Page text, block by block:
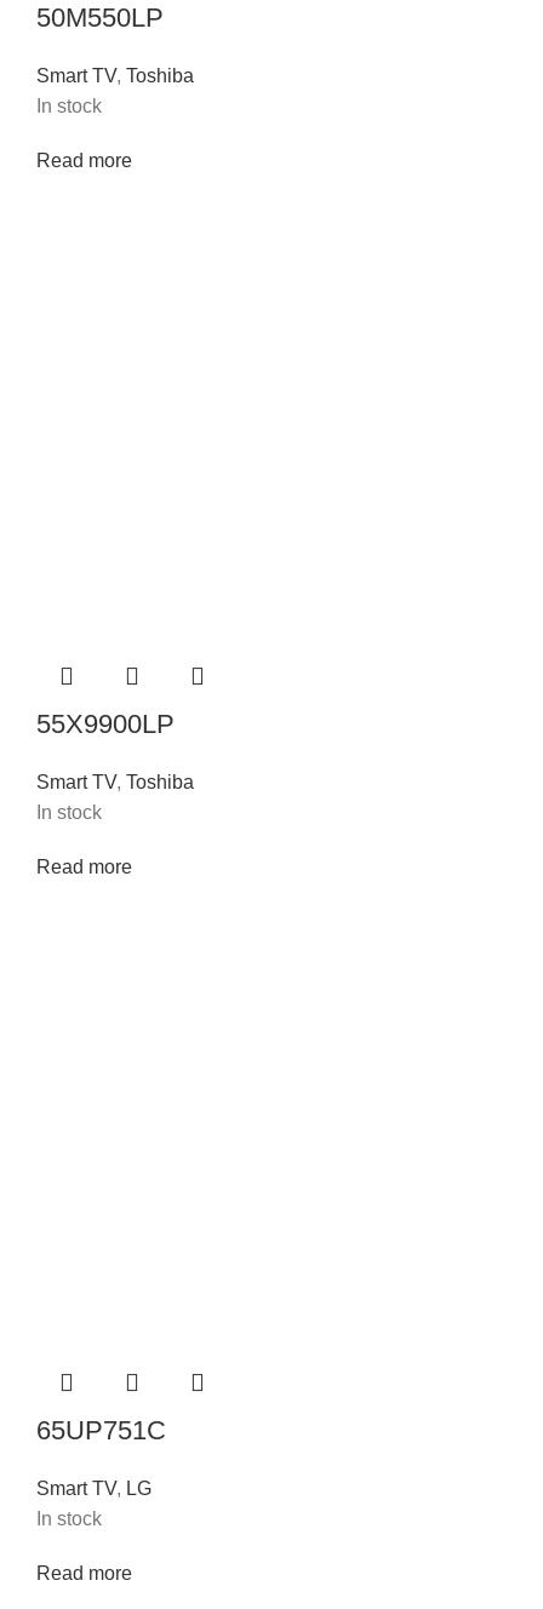
50M550LP
Smart TV, Toshiba
In stock
Read more
55X9900LP
Smart TV, Toshiba
In stock
Read more
65UP751C
Smart TV, LG
In stock
Read more